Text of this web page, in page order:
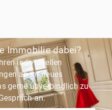
Immobilie dabei?
individuellen
an Ihr neues
gerne unverbindlich zu
an.